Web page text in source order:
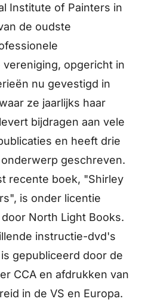
Institute of Painters in
de oudste
opgericht in
nu gevestigd in
ze jaarlijks haar
bijdragen aan vele
en heeft drie
geschreven.
recente boek, "Shirley
is onder licentie
North Light Books.
instructie-dvd's
gepubliceerd door de
CCA en afdrukken van
in de VS en Europa.